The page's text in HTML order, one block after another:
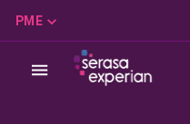
PME